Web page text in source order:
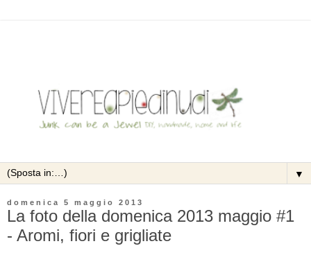
▼
domenica 5 maggio 2013
La foto della domenica 2013 maggio #1
- Aromi, fiori e grigliate